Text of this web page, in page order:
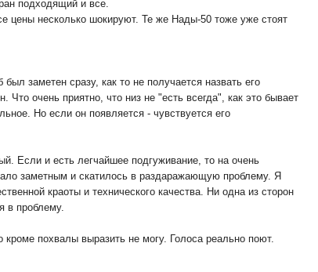
подходящий и все.
цены несколько шокируют. Те же Нады-50 тоже уже стоят
заметен сразу, как то не получается назвать его
очень приятно, что низ не "есть всегда", как это бывает
Но если он появляется - чувствуется его
Если и есть легчайшее подгуживание, то на очень
заметным и скатилось в раздаражающую проблему. Я
краоты и технического качества. Ни одна из сторон
в проблему.
похвалы выразить не могу. Голоса реально поют.